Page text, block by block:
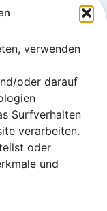
verwenden
oder darauf
Surfverhalten
verarbeiten.
oder
und